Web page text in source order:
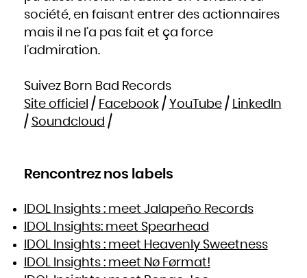
société, en faisant entrer des actionnaires
mais il ne l’a pas fait et ça force
l’admiration.
Suivez Born Bad Records
Site officiel / Facebook/ YouTube/ LinkedIn
/ Soundcloud /
Rencontrez nos labels
IDOL Insights : meet Jalapeño Records
IDOL Insights: meet Spearhead
IDOL Insights : meet Heavenly Sweetness
IDOL Insights : meet Nø Førmat!